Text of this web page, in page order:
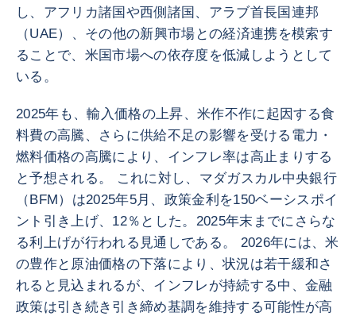
し、アフリカ諸国や西側諸国、アラブ首長国連邦
（UAE）、その他の新興市場との経済連携を模索す
ることで、米国市場への依存度を低減しようとして
いる。
2025年も、輸入価格の上昇、米作不作に起因する食
料費の高騰、さらに供給不足の影響を受ける電力・
燃料価格の高騰により、インフレ率は高止まりする
と予想される。 これに対し、マダガスカル中央銀行
（BFM）は2025年5月、政策金利を150ベーシスポイ
ント引き上げ、12％とした。2025年末までにさらな
る利上げが行われる見通しである。 2026年には、米
の豊作と原油価格の下落により、状況は若干緩和さ
れると見込まれるが、インフレが持続する中、金融
政策は引き続き引き締め基調を維持する可能性が高